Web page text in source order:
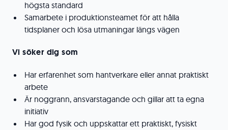
högsta standard
Samarbete i produktionsteamet för att hålla
tidsplaner och lösa utmaningar längs vägen
Vi söker dig som
Har erfarenhet som hantverkare eller annat praktiskt
arbete
Är noggrann, ansvarstagande och gillar att ta egna
initiativ
Har god fysik och uppskattar ett praktiskt, fysiskt